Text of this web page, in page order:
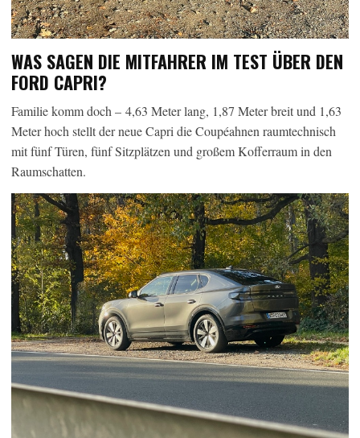
WAS SAGEN DIE MITFAHRER IM TEST ÜBER DEN
FORD CAPRI?
Familie komm doch – 4,63 Meter lang, 1,87 Meter breit und 1,63
Meter hoch stellt der neue Capri die Coupéahnen raumtechnisch
mit fünf Türen, fünf Sitzplätzen und großem Kofferraum in den
Raumschatten.